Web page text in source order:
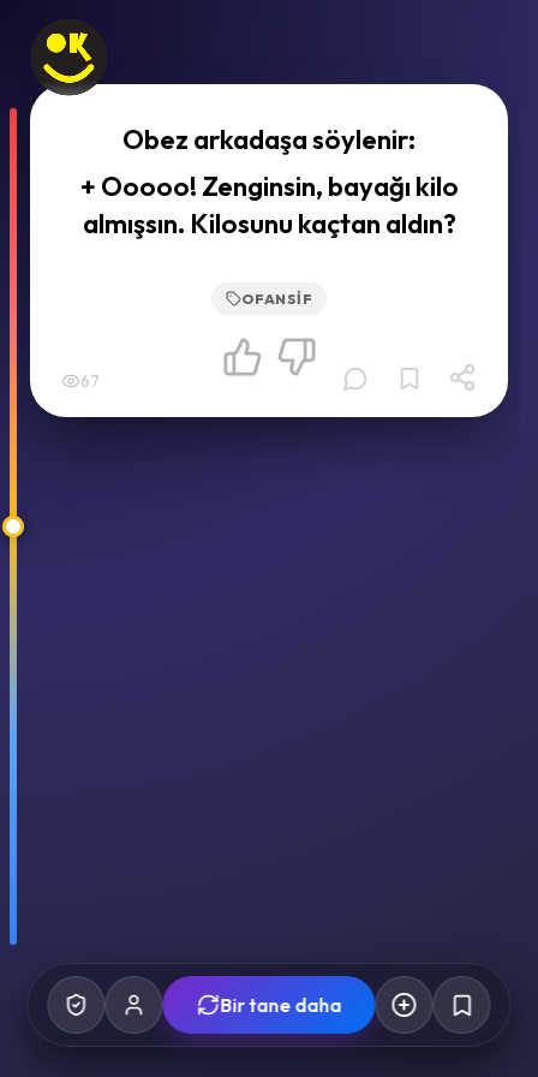
Obez arkadaşa söylenir:
+ Ooooo! Zenginsin, bayağı kilo
almışsın. Kilosunu kaçtan aldın?
OFANSIF
67
Bir tane daha